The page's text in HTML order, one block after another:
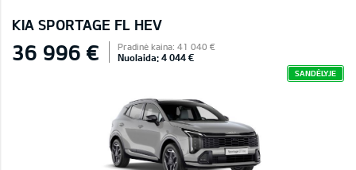
KIA SPORTAGE FL HEV
36 996 € Pradinė kaina: 41 040 €
Nuolaida: 4 044 €
SANDĖLYJE